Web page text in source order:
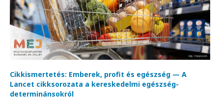
Cikkismertetés: Emberek, profit és egészség — A
Lancet cikksorozata a kereskedelmi egészség-
determinánsokról